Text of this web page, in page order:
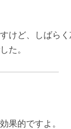
けど、しばら
た。
果的ですよ。